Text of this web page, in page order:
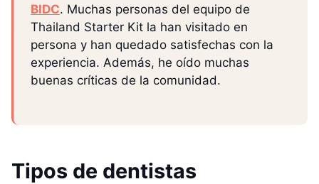
BIDC. Muchas personas del equipo de
Thailand Starter Kit la han visitado en
persona y han quedado satisfechas con la
experiencia. Además, he oído muchas
buenas críticas de la comunidad.
Tipos de dentistas